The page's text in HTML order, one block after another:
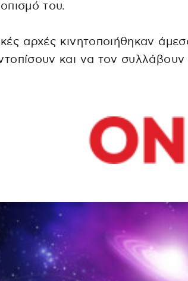
του.
αρχές κινητοποιήθηκαν
και να τον συλλάβουν